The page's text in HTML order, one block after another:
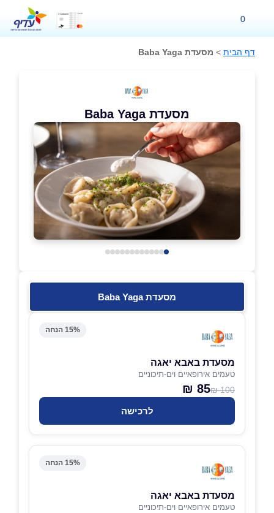
0
דף הבית > מסעדת Baba Yaga
מסעדת Baba Yaga
מסעדת Baba Yaga
15% הנחה
מסעדת באבא יאגה
טעמים אירופאיים וים-תיכוניים
100 ₪
85 ₪
לרכישה
15% הנחה
מסעדת באבא יאגה
טעמים אירופאיים וים-תיכוניים